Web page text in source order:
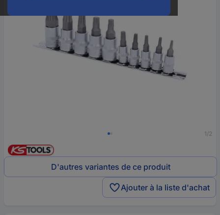
1/2
D'autres variantes de ce produit
Ajouter à la liste d'achat